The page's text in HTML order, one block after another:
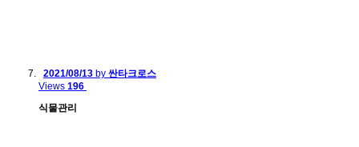
2021/08/13 by 싼타크로스
Views 196
식물관리